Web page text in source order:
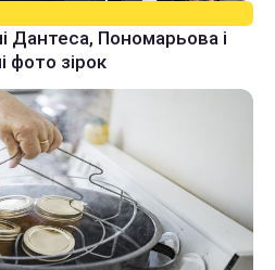
Дантеса, Пономарьова і
фото зірок